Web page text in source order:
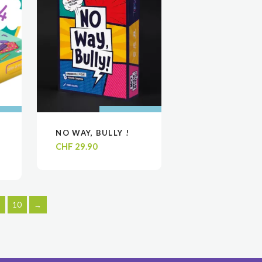
VOIR
VOIR
NO WAY, BULLY !
CHF 29.90
10 →